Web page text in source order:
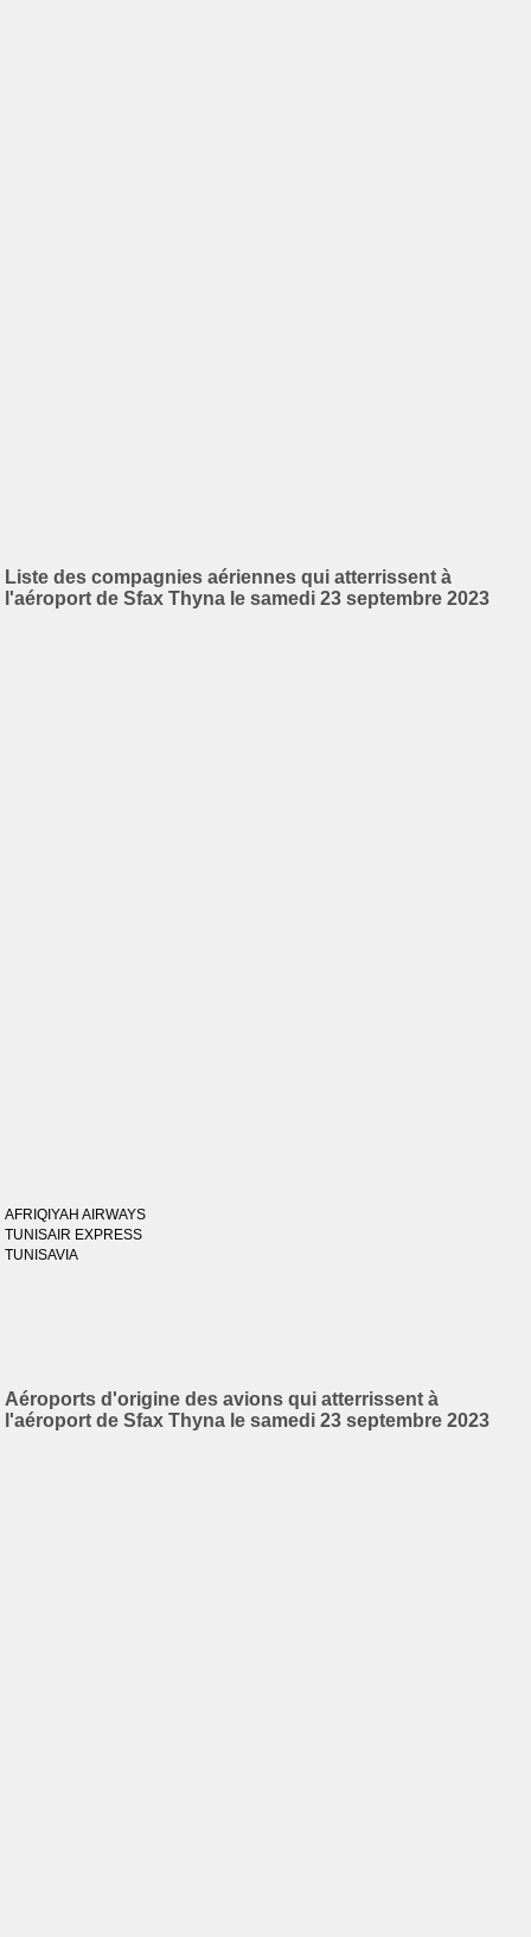
Liste des compagnies aériennes qui atterrissent à
l'aéroport de Sfax Thyna le samedi 23 septembre 2023
AFRIQIYAH AIRWAYS
TUNISAIR EXPRESS
TUNISAVIA
Aéroports d'origine des avions qui atterrissent à
l'aéroport de Sfax Thyna le samedi 23 septembre 2023